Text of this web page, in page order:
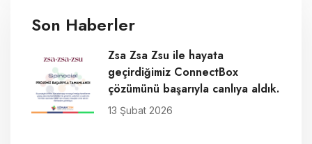
Son Haberler
Zsa Zsa Zsu ile hayata
geçirdiğimiz ConnectBox
çözümünü başarıyla canlıya aldık.
13 Şubat 2026